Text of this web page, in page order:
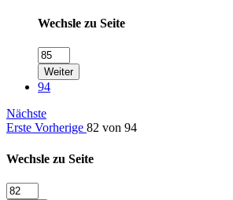
Wechsle zu Seite
Weiter
94
Nächste
Erste Vorherige 82 von 94
Wechsle zu Seite